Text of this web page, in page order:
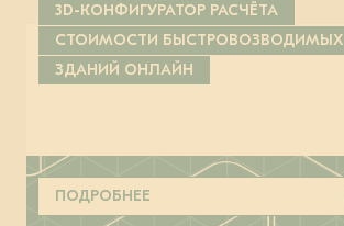
3D-КОНФИГУРАТОР РАСЧЁТА
СТОИМОСТИ БЫСТРОВОЗВОДИМЫХ
ЗДАНИЙ ОНЛАЙН
ПОДРОБНЕЕ